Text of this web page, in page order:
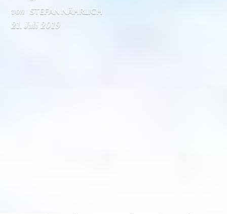
von STEFAN NÄHRLICH
21. Juli 2019